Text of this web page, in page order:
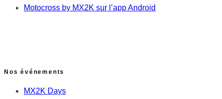
Motocross by MX2K sur l’app Android
Nos événements
MX2K Days